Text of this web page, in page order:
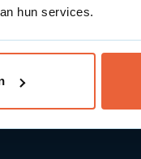
hun services.